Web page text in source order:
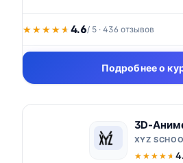
★★★★★
★★★★★ 4.6/ 5 · 436 отзывов
Подробнее о
3D-
XYZ
★★★★★
★★★★★